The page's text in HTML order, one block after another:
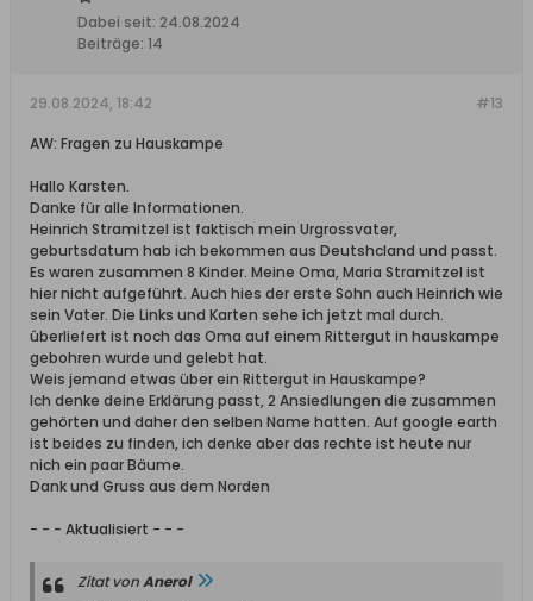
Dabei seit: 24.08.2024
Beiträge: 14
#13
29.08.2024, 18:42
AW: Fragen zu Hauskampe
Hallo Karsten.
Danke für alle Informationen.
Heinrich Stramitzel ist faktisch mein Urgrossvater,
geburtsdatum hab ich bekommen aus Deutshcland und passt.
Es waren zusammen 8 Kinder. Meine Oma, Maria Stramitzel ist
hier nicht aufgeführt. Auch hies der erste Sohn auch Heinrich wie
sein Vater. Die Links und Karten sehe ich jetzt mal durch.
ûberliefert ist noch das Oma auf einem Rittergut in hauskampe
gebohren wurde und gelebt hat.
Weis jemand etwas über ein Rittergut in Hauskampe?
Ich denke deine Erklärung passt, 2 Ansiedlungen die zusammen
gehörten und daher den selben Name hatten. Auf google earth
ist beides zu finden, ich denke aber das rechte ist heute nur
nich ein paar Bäume.
Dank und Gruss aus dem Norden
- - - Aktualisiert - - -
Zitat vonAnerol